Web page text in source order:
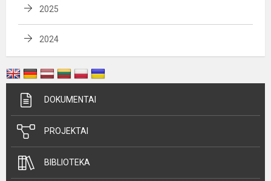
2025
2024
DOKUMENTAI
PROJEKTAI
BIBLIOTEKA